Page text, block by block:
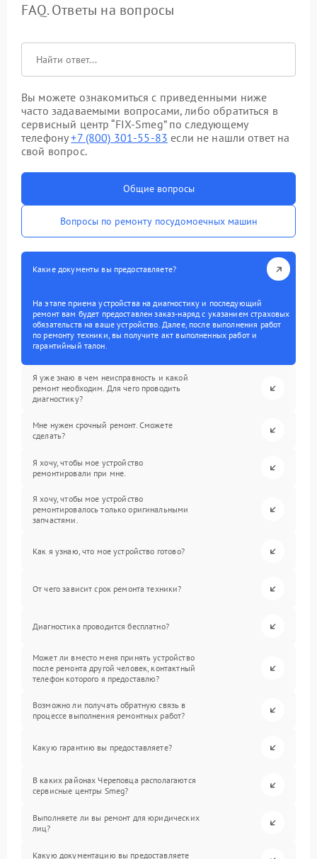
FAQ. Ответы на вопросы
Вы можете ознакомиться с приведенными ниже
часто задаваемыми вопросами, либо обратиться в
сервисный центр “FIX-Smeg” по следующему
телефону+7 (800) 301-55-83 если не нашли ответ на
свой вопрос.
Общие вопросы
Вопросы по ремонту посудомоечных машин
Какие документы вы предоставляете?
На этапе приема устройства на диагностику и последующий
ремонт вам будет предоставлен заказ-наряд с указанием страховых
обязательств на ваше устройство. Далее, после выполнения работ
по ремонту техники, вы получите акт выполненных работ и
гарантийный талон.
Я уже знаю в чем неисправность и какой
ремонт необходим. Для чего проводить
диагностику?
Мне нужен срочный ремонт. Сможете
сделать?
Я хочу, чтобы мое устройство
ремонтировали при мне.
Я хочу, чтобы мое устройство
ремонтировалось только оригинальными
запчастями.
Как я узнаю, что мое устройство готово?
От чего зависит срок ремонта техники?
Диагностика проводится бесплатно?
Может ли вместо меня принять устройство
после ремонта другой человек, контактный
телефон которого я предоставлю?
Возможно ли получать обратную связь в
процессе выполнения ремонтных работ?
Какую гарантию вы предоставляете?
В каких районах Череповца располагаются
сервисные центры Smeg?
Выполняете ли вы ремонт для юридических
лиц?
Какую документацию вы предоставляете